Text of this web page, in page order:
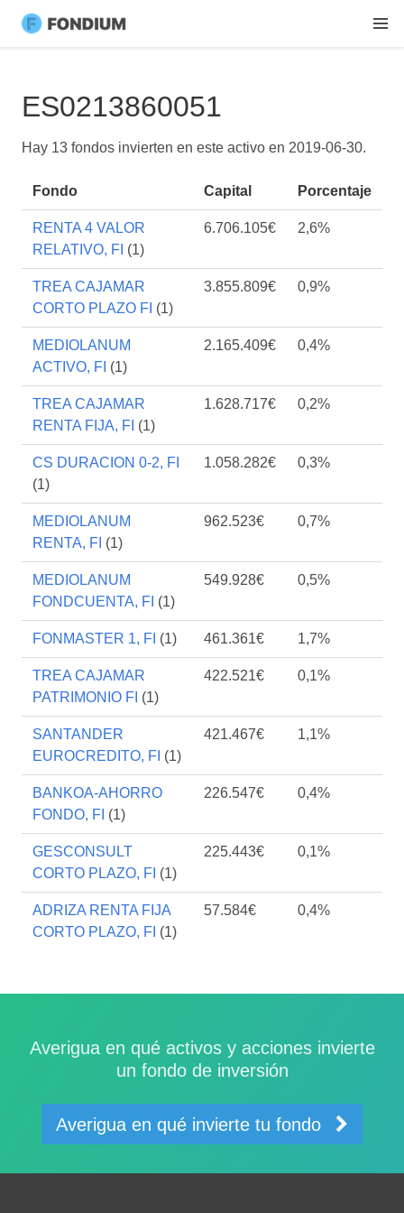
ES0213860051
Hay 13 fondos invierten en este activo en 2019-06-30.
Fondo Capital Porcentaje
RENTA 4 VALOR
RELATIVO, FI (1)
6.706.105€ 2,6%
TREA CAJAMAR
CORTO PLAZO FI (1)
3.855.809€ 0,9%
MEDIOLANUM
ACTIVO, FI (1)
2.165.409€ 0,4%
TREA CAJAMAR
RENTA FIJA, FI (1)
1.628.717€ 0,2%
CS DURACION 0-2, FI
(1)
1.058.282€ 0,3%
MEDIOLANUM
RENTA, FI (1)
962.523€ 0,7%
MEDIOLANUM
FONDCUENTA, FI (1)
549.928€ 0,5%
FONMASTER 1, FI (1) 461.361€ 1,7%
TREA CAJAMAR
PATRIMONIO FI (1)
422.521€ 0,1%
SANTANDER
EUROCREDITO, FI (1)
421.467€ 1,1%
BANKOA-AHORRO
FONDO, FI (1)
226.547€ 0,4%
GESCONSULT
CORTO PLAZO, FI (1)
225.443€ 0,1%
ADRIZA RENTA FIJA
CORTO PLAZO, FI (1)
57.584€ 0,4%
Averigua en qué activos y acciones invierte
un fondo de inversión
Averigua en qué invierte tu fondo